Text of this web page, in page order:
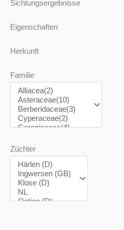
Sichtungsergebnisse
Eigenschaften
Herkunft
Familie
Züchter